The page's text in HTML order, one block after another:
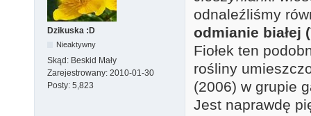
Dzikuska :D
Nieaktywny
Skąd: Beskid Mały
Zarejestrowany: 2010-01-30
Posty: 5,823
odnaleźliśmy
odmianie białej
Fiołek ten
rośliny
(2006) w grupie
Jest naprawdę